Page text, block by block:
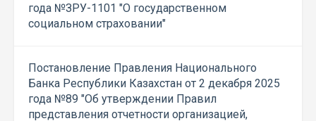
года №ЗРУ-1101 "О государственном
социальном страховании"
Постановление Правления Национального
Банка Республики Казахстан от 2 декабря 2025
года №89 "Об утверждении Правил
представления отчетности организацией,